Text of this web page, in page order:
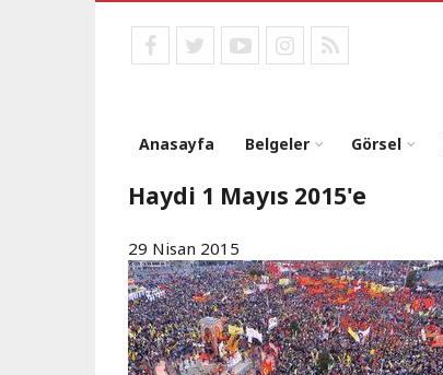
facebooktwitteryoutubeinstagram
RSS
Anasayfa Belgeler Görsel
Haydi 1 Mayıs 2015'e
29 Nisan 2015